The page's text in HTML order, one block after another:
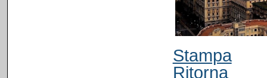
Stampa
Ritorna